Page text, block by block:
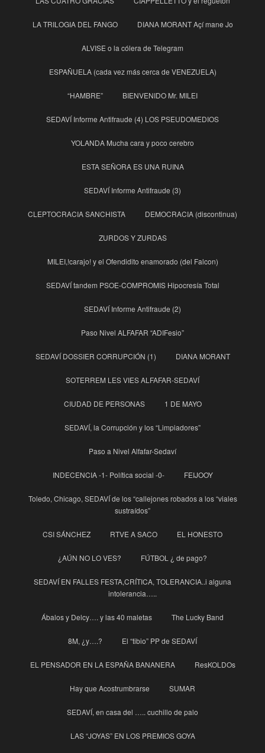
LA TRILOGIA DEL FANGO DIANA MORANT Açí mane Jo
ALVISE o la cólera de Telegram
ESPAÑUELA (cada vez más cerca de VENEZUELA)
“HAMBRE” BIENVENIDO Mr. MILEI
SEDAVÍ Informe Antifraude (4) LOS PSEUDOMEDIOS
YOLANDA Mucha cara y poco cerebro
ESTA SEÑORA ES UNA RUINA
SEDAVÍ Informe Antifraude (3)
CLEPTOCRACIA SANCHISTA DEMOCRACIA (discontinua)
ZURDOS Y ZURDAS
MILEI,!carajo! y el Ofendidito enamorado (del Falcon)
SEDAVÍ tandem PSOE-COMPROMIS Hipocresía Total
SEDAVÍ Informe Antifraude (2)
Paso Nivel ALFAFAR “ADIFesio”
SEDAVÍ DOSSIER CORRUPCIÓN (1) DIANA MORANT
SOTERREM LES VIES ALFAFAR-SEDAVÍ
CIUDAD DE PERSONAS 1 DE MAYO
SEDAVÍ, la Corrupción y los “Limpiadores”
Paso a Nivel Alfafar-Sedaví
INDECENCIA -1- Política social -0- FEIJOOY
Toledo, Chicago, SEDAVÍ de los “callejones robados a los “viales
sustraídos”
CSI SÁNCHEZ RTVE A SACO EL HONESTO
¿AÚN NO LO VES? FÚTBOL ¿ de pago?
SEDAVÍ EN FALLES FESTA,CRÍTICA, TOLERANCIA..i alguna
intolerancia…..
Ábalos y Delcy…. y las 40 maletas The Lucky Band
8M, ¿y….? El “tibio” PP de SEDAVÍ
EL PENSADOR EN LA ESPAÑA BANANERA ResKOLDOs
Hay que Acostrumbrarse SUMAR
SEDAVÍ, en casa del ….. cuchillo de palo
LAS “JOYAS” EN LOS PREMIOS GOYA